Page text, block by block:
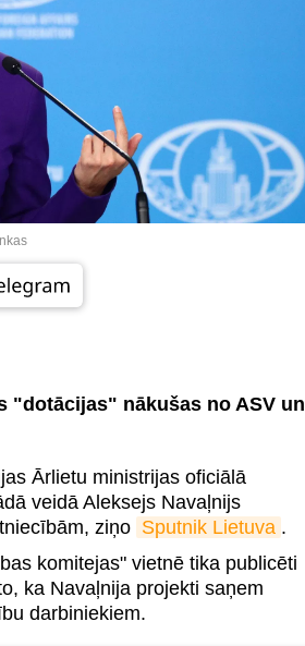
"dotācijas" nākušas no ASV un
Ārlietu ministrijas oficiālā
veidā Aleksejs Navaļnijs
ziņo Sputnik Lietuva .
komitejas" vietnē tika publicēti
ka Navaļnija projekti saņem
darbiniekiem.